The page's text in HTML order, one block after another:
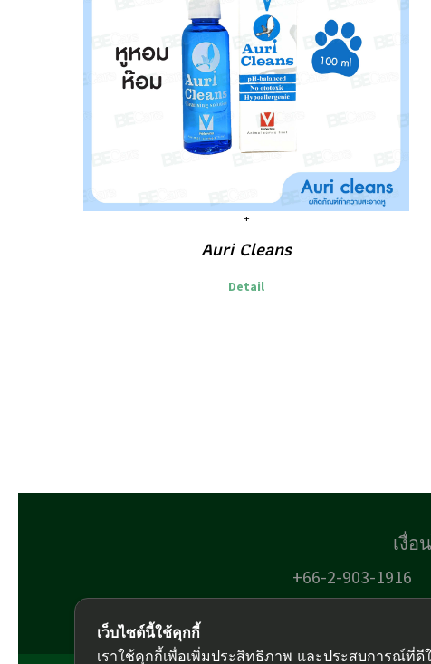
Auri Cleans
Detail
เงื่อ
+66-2-903-1916
เว็บไซต์นี้ใช้คุกกี้
เราใช้คุกกี้เพื่อเพิ่มประสิทธิภาพ และประสบการณ์ที่